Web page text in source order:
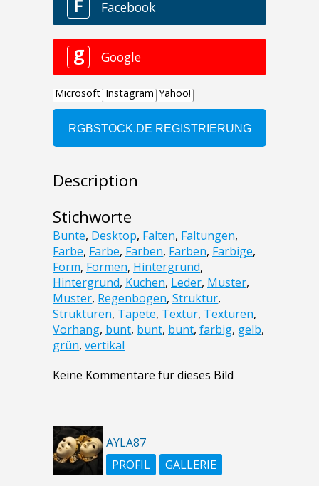
Description
Stichworte
Bunte, Desktop, Falten, Faltungen,
Farbe, Farbe, Farben, Farben, Farbige,
Form, Formen, Hintergrund,
Hintergrund, Kuchen, Leder, Muster,
Muster, Regenbogen, Struktur,
Strukturen, Tapete, Textur, Texturen,
Vorhang, bunt, bunt, bunt, farbig, gelb,
grün, vertikal
Keine Kommentare für dieses Bild
AYLA87
PROFIL
GALLERIE